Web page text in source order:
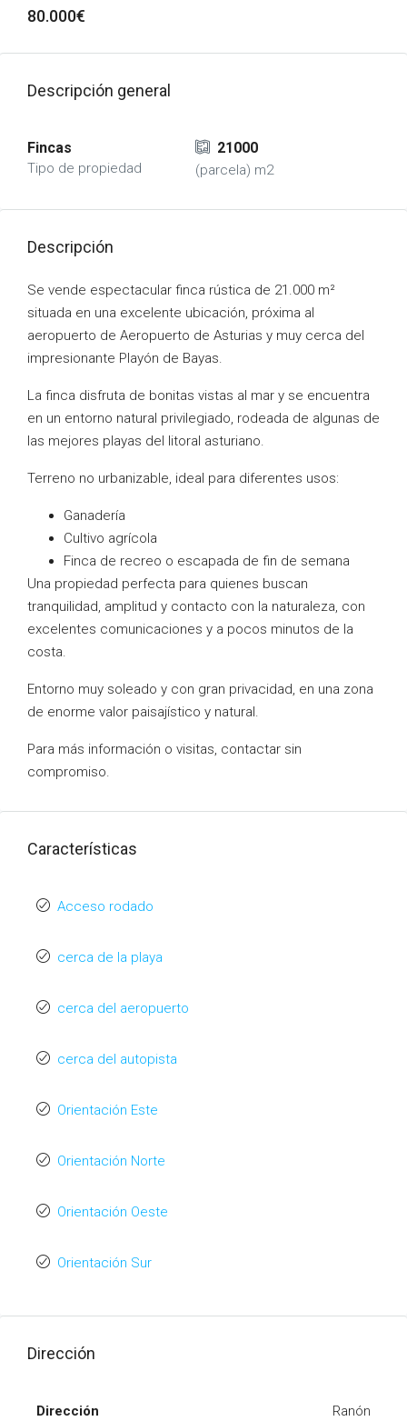
80.000€
Descripción general
Fincas
Tipo de propiedad
21000
(parcela) m2
Descripción
Se vende espectacular finca rústica de 21.000 m²
situada en una excelente ubicación, próxima al
aeropuerto de Aeropuerto de Asturias y muy cerca del
impresionante Playón de Bayas.
La finca disfruta de bonitas vistas al mar y se encuentra
en un entorno natural privilegiado, rodeada de algunas de
las mejores playas del litoral asturiano.
Terreno no urbanizable, ideal para diferentes usos:
Ganadería
Cultivo agrícola
Finca de recreo o escapada de fin de semana
Una propiedad perfecta para quienes buscan
tranquilidad, amplitud y contacto con la naturaleza, con
excelentes comunicaciones y a pocos minutos de la
costa.
Entorno muy soleado y con gran privacidad, en una zona
de enorme valor paisajístico y natural.
Para más información o visitas, contactar sin
compromiso.
Características
Acceso rodado
cerca de la playa
cerca del aeropuerto
cerca del autopista
Orientación Este
Orientación Norte
Orientación Oeste
Orientación Sur
Dirección
Dirección Ranón